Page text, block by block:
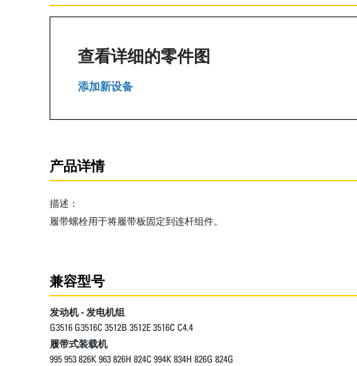
查看详细的零件图
添加新设备
产品详情
描述：
履带螺栓用于将履带板固定到连杆组件。
兼容型号
发动机 - 发电机组
G3516 G3516C 3512B 3512E 3516C C4.4
履带式装载机
995 953 826K 963 826H 824C 994K 834H 826G 824G